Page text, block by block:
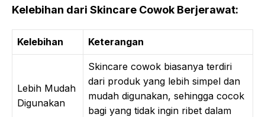
Kelebihan dari Skincare Cowok Berjerawat:
Kelebihan Keterangan
Lebih Mudah
Digunakan
Skincare cowok biasanya terdiri
dari produk yang lebih simpel dan
mudah digunakan, sehingga cocok
bagi yang tidak ingin ribet dalam